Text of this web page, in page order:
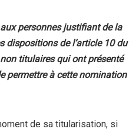
personnes justifiant de la
dispositions de l’article 10 du
titulaires qui ont présenté
permettre à cette nomination
de sa titularisation, si